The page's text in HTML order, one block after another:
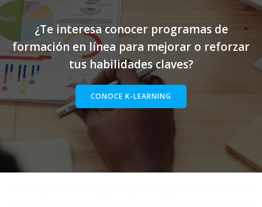
¿Te interesa conocer programas de
formación en línea para mejorar o reforzar
tus habilidades claves?
CONOCE K-LEARNING